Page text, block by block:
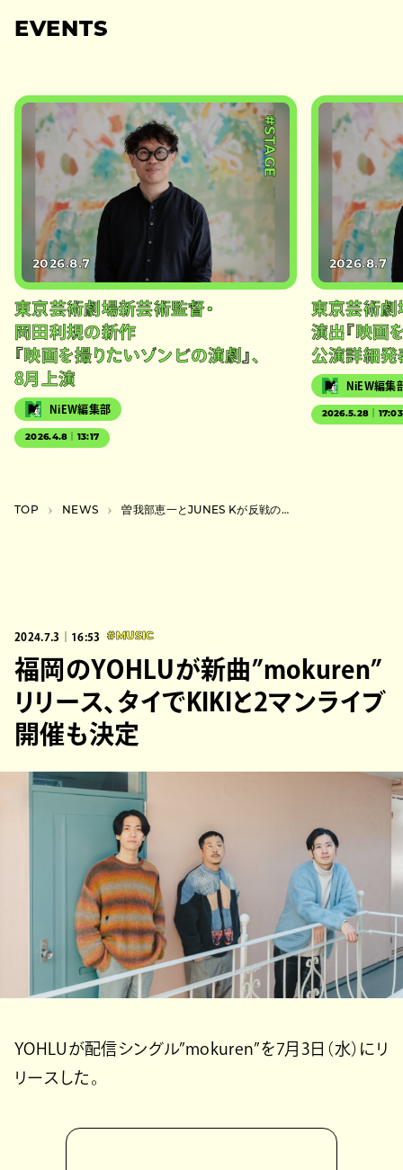
EVENTS
#STAGE
2026.8.7
東京芸術劇場新芸術監督・
岡田利規の新作
『映画を撮りたいゾンビの演劇』、
8月上演
NiEW編集部
2026.4.8｜13:17
2026.8.7
東京芸術劇
演出『映画
公演詳細発
NiEW編集
2026.5.28｜17:03
TOP NEWS 曽我部恵一とJUNES Kが反戦の思い綴ったコラボ曲”Breath”を配信リリース
2024.7.3｜16:53 #MUSIC
福岡のYOHLUが新曲”mokuren”
リリース、タイでKIKIと2マンライブ
開催も決定
YOHLUが配信シングル”mokuren”を7月3日（水）にリ
リースした。